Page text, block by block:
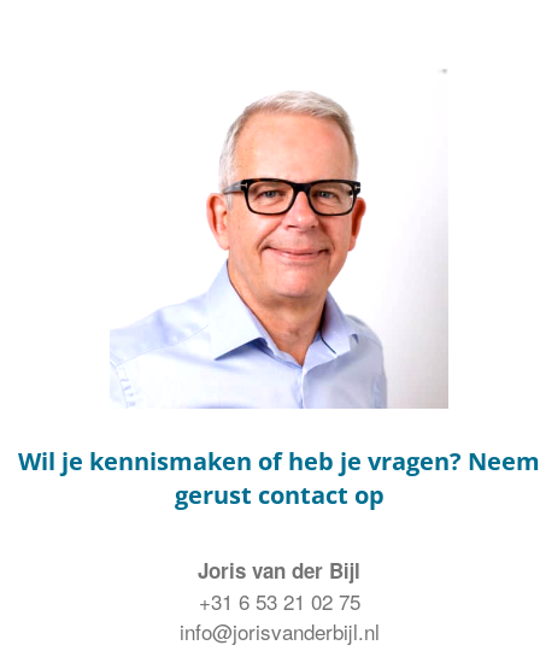
Wil je kennismaken of heb je vragen? Neem
gerust contact op
Joris van der Bijl
+31 6 53 21 02 75
info@jorisvanderbijl.nl